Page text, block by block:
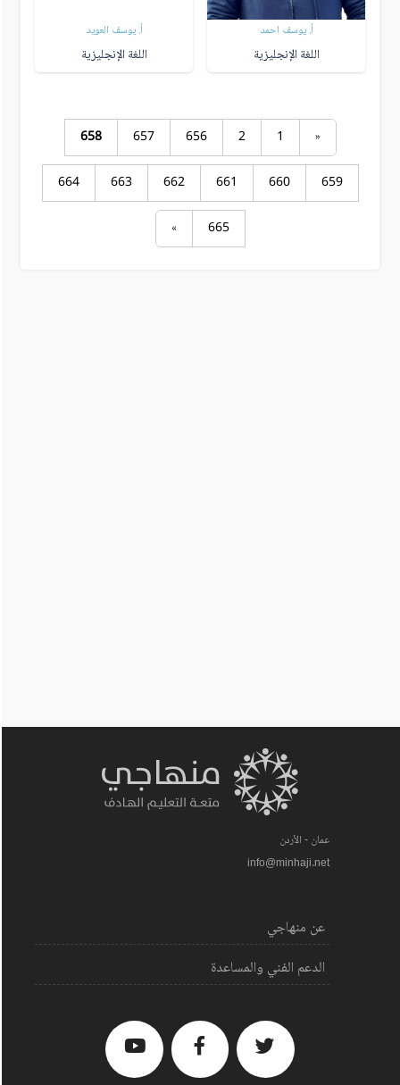
أ. يوسف احمد
اللغة الإنجليزية
أ. يوسف العويد
اللغة الإنجليزية
«
1
2
656
657
658
659
660
661
662
663
664
665
»
عمان - الأردن
info@minhaji.net
عن منهاجي
الدعم الفني والمساعدة